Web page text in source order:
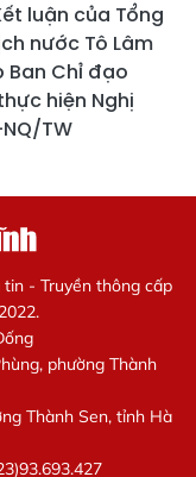
luận của Tổng
nước Tô Lâm
Ban Chỉ đạo
hiện Nghị
TW
tin - Truyền thông cấp
phường Thành
Thành Sen, tỉnh Hà